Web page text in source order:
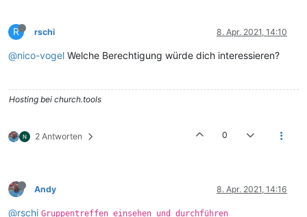
R rschi 8. Apr. 2021, 14:10
@nico-vogel Welche Berechtigung würde dich interessieren?
Hosting bei church.tools
2 Antworten 0
Andy 8. Apr. 2021, 14:16
@rschi Gruppentreffen einsehen und durchführen